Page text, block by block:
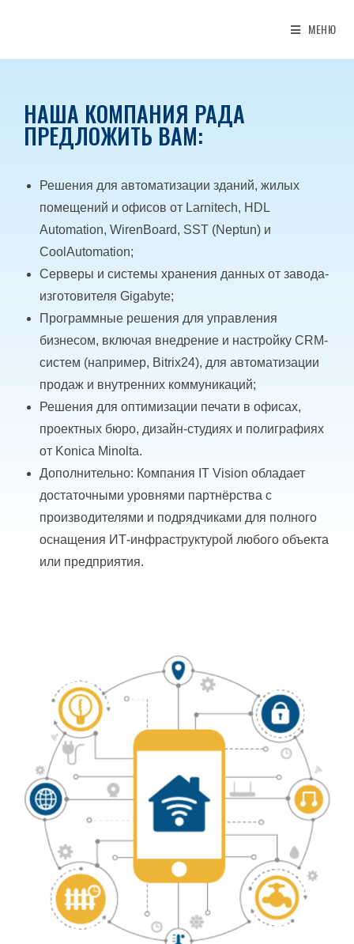
МЕНЮ
НАША КОМПАНИЯ РАДА
ПРЕДЛОЖИТЬ ВАМ:
Решения для автоматизации зданий, жилых
помещений и офисов от Larnitech, HDL
Automation, WirenBoard, SST (Neptun) и
CoolAutomation;
Серверы и системы хранения данных от завода-
изготовителя Gigabyte;
Программные решения для управления
бизнесом, включая внедрение и настройку CRM-
систем (например, Bitrix24), для автоматизации
продаж и внутренних коммуникаций;
Решения для оптимизации печати в офисах,
проектных бюро, дизайн-студиях и полиграфиях
от Konica Minolta.
Дополнительно: Компания IT Vision обладает
достаточными уровнями партнёрства с
производителями и подрядчиками для полного
оснащения ИТ-инфраструктурой любого объекта
или предприятия.